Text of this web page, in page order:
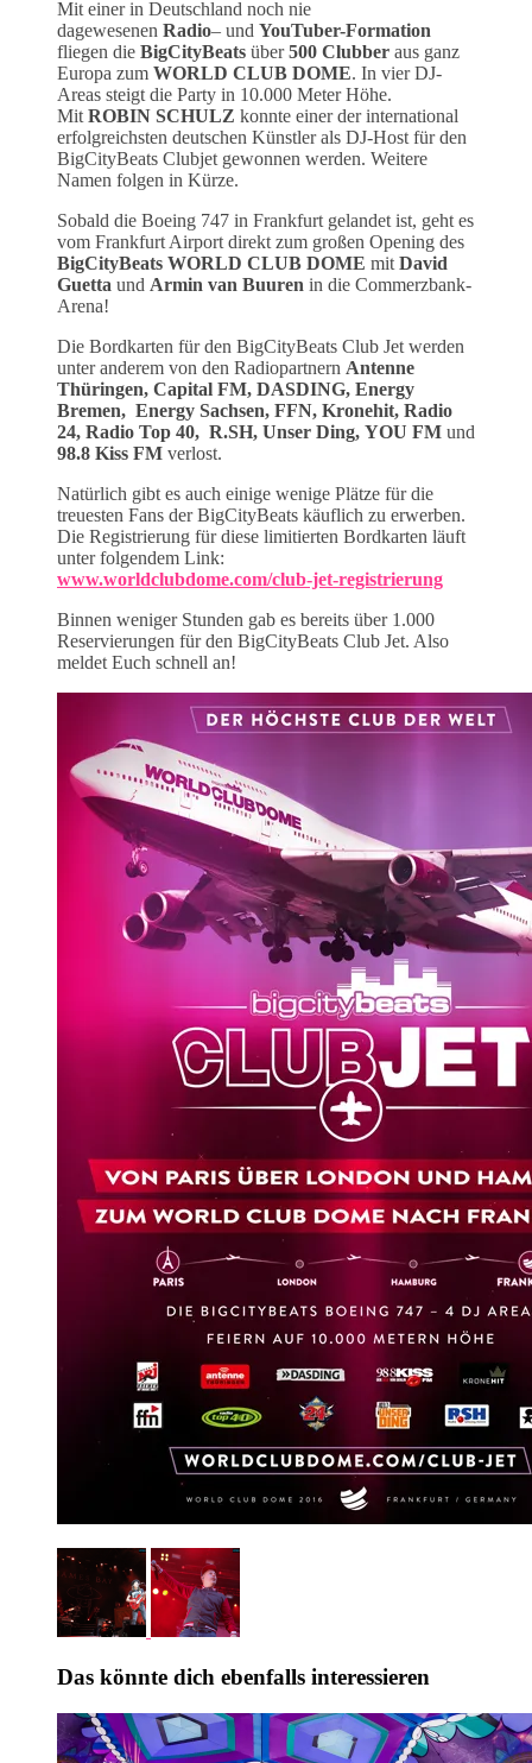
Mit einer in Deutschland noch nie
dagewesenen Radio– und YouTuber-Formation
fliegen die BigCityBeats über500 Clubber aus ganz
Europa zum WORLD CLUB DOME. In vier DJ-
Areas steigt die Party in 10.000 Meter Höhe.
Mit ROBIN SCHULZ konnte einer der international
erfolgreichsten deutschen Künstler als DJ-Host für den
BigCityBeats Clubjet gewonnen werden. Weitere
Namen folgen in Kürze.
Sobald die Boeing 747 in Frankfurt gelandet ist, geht es
vom Frankfurt Airport direkt zum großen Opening des
BigCityBeats WORLD CLUB DOME mit David
Guetta und Armin van Buuren in die Commerzbank-
Arena!
Die Bordkarten für den BigCityBeats Club Jet werden
unter anderem von den Radiopartnern Antenne
Thüringen, Capital FM, DASDING, Energy
Bremen, Energy Sachsen, FFN, Kronehit, Radio
24, Radio Top 40, R.SH, Unser Ding, YOU FM und
98.8 Kiss FM verlost.
Natürlich gibt es auch einige wenige Plätze für die
treuesten Fans der BigCityBeats käuflich zu erwerben.
Die Registrierung für diese limitierten Bordkarten läuft
unter folgendem Link:
www.worldclubdome.com/club-jet-registrierung
Binnen weniger Stunden gab es bereits über 1.000
Reservierungen für den BigCityBeats Club Jet. Also
meldet Euch schnell an!
Das könnte dich ebenfalls interessieren